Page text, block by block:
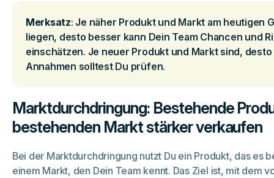
Merksatz: Je näher Produkt und Markt am heutigen
liegen, desto besser kann Dein Team Chancen und
einschätzen. Je neuer Produkt und Markt sind,
Annahmen solltest Du prüfen.
Marktdurchdringung: Bestehende
bestehenden Markt stärker verkaufen
Bei der Marktdurchdringung nutzt Du ein Produkt, das es
einem Markt, den Dein Team kennt. Das Ziel ist, mit dem